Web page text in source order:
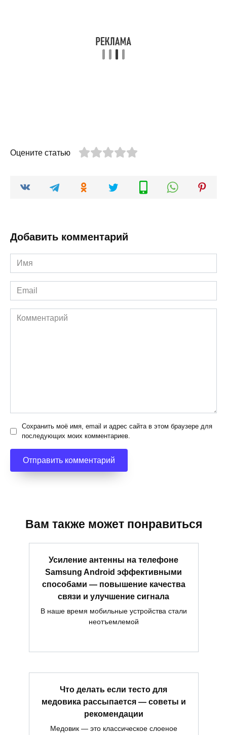
Оцените статью
Добавить комментарий
Имя
*
Email
*
Комментарий
Сохранить моё имя, email и адрес сайта в этом браузере для
последующих моих комментариев.
Вам также может понравиться
Усиление антенны на телефоне
Samsung Android эффективными
способами — повышение качества
связи и улучшение сигнала
В наше время мобильные устройства стали
неотъемлемой
Что делать если тесто для
медовика рассыпается — советы и
рекомендации
Медовик — это классическое слоеное